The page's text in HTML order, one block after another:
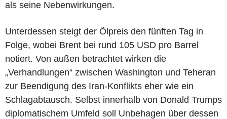
als seine Nebenwirkungen.
Unterdessen steigt der Ölpreis den fünften Tag in
Folge, wobei Brent bei rund 105 USD pro Barrel
notiert. Von außen betrachtet wirken die
„Verhandlungen“ zwischen Washington und Teheran
zur Beendigung des Iran-Konflikts eher wie ein
Schlagabtausch. Selbst innerhalb von Donald Trumps
diplomatischem Umfeld soll Unbehagen über dessen